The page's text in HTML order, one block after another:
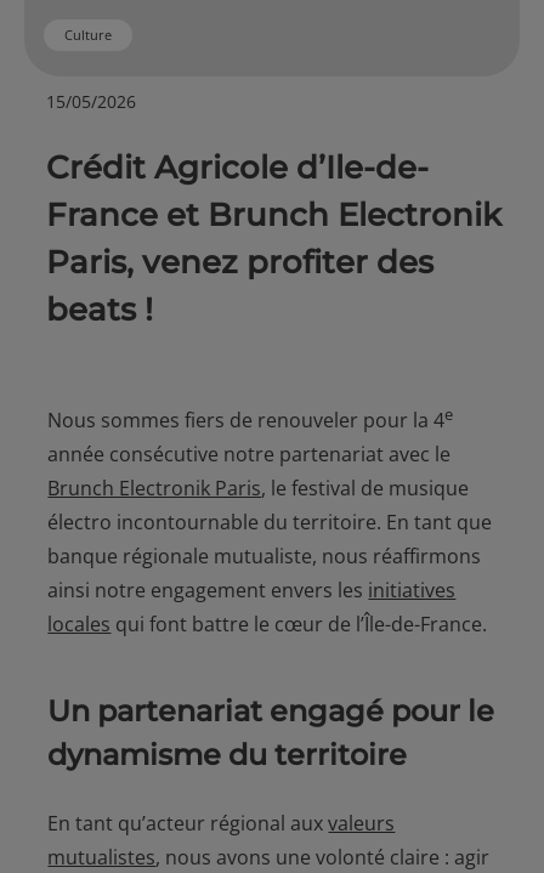
Culture
15/05/2026
Crédit Agricole d’Ile-de-
France et Brunch Electronik
Paris, venez profiter des
beats !
Nous sommes fiers de renouveler pour la 4e
année consécutive notre partenariat avec le
Brunch Electronik Paris, le festival de musique
électro incontournable du territoire. En tant que
banque régionale mutualiste, nous réaffirmons
ainsi notre engagement envers les initiatives
locales qui font battre le cœur de l’Île-de-France.
Un partenariat engagé pour le
dynamisme du territoire
En tant qu’acteur régional auxvaleurs
mutualistes, nous avons une volonté claire : agir